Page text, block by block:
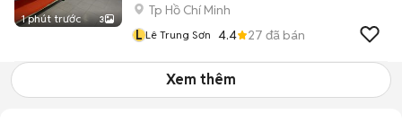
1 phút trước 3
Tp Hồ Chí Minh
L Lê Trung Sơn 4.4 27 đã bán
Xem thêm